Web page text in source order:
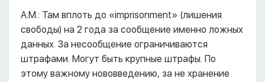
А.М.: Там вплоть до «imprisonment» (лишения
свободы) на 2 года за сообщение именно ложных
данных. За несообщение ограничиваются
штрафами. Могут быть крупные штрафы. По
этому важному нововведению, за не хранение